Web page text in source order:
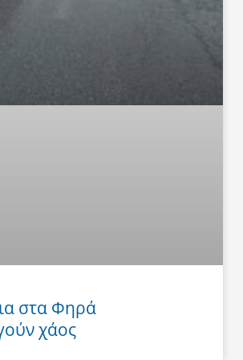
στα Φηρά
χάος